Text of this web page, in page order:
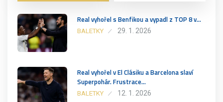
Real vyhořel s Benfikou a vypadl z TOP 8 v…
BALETKY 29. 1. 2026
Real vyhořel v El Clásiku a Barcelona slaví
Superpohár. Frustrace…
BALETKY 12. 1. 2026